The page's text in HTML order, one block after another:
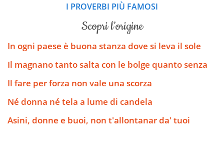
I PROVERBI PIÙ FAMOSI
scopri l’origine
In ogni paese è buona stanza dove si leva il sole
Il magnano tanto salta con le bolge quanto senza
Il fare per forza non vale una scorza
Né donna né tela a lume di candela
Asini, donne e buoi, non t'allontanar da' tuoi